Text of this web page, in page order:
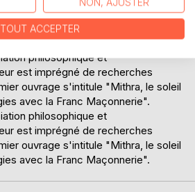
par une explication de différents
sont surprenants pour nous
philosophique et
est imprégné de recherches
ouvrage s'intitule "Mithra, le soleil
avec la Franc Maçonnerie".
philosophique et
est imprégné de recherches
ouvrage s'intitule "Mithra, le soleil
avec la Franc Maçonnerie".
NON, AJUSTER
TOUT ACCEPTER